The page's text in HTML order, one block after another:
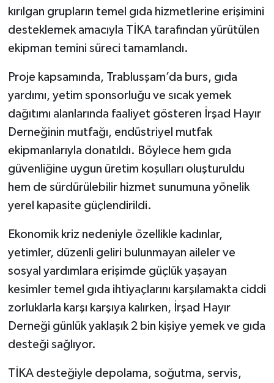
kırılgan grupların temel gıda hizmetlerine erişimini
desteklemek amacıyla TİKA tarafından yürütülen
ekipman temini süreci tamamlandı.
Proje kapsamında, Trablusşam’da burs, gıda
yardımı, yetim sponsorluğu ve sıcak yemek
dağıtımı alanlarında faaliyet gösteren İrşad Hayır
Derneğinin mutfağı, endüstriyel mutfak
ekipmanlarıyla donatıldı. Böylece hem gıda
güvenliğine uygun üretim koşulları oluşturuldu
hem de sürdürülebilir hizmet sunumuna yönelik
yerel kapasite güçlendirildi.
Ekonomik kriz nedeniyle özellikle kadınlar,
yetimler, düzenli geliri bulunmayan aileler ve
sosyal yardımlara erişimde güçlük yaşayan
kesimler temel gıda ihtiyaçlarını karşılamakta ciddi
zorluklarla karşı karşıya kalırken, İrşad Hayır
Derneği günlük yaklaşık 2 bin kişiye yemek ve gıda
desteği sağlıyor.
TİKA desteğiyle depolama, soğutma, servis,